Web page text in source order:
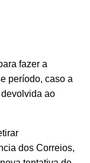
fazer a
período, caso a
ao
dos Correios,